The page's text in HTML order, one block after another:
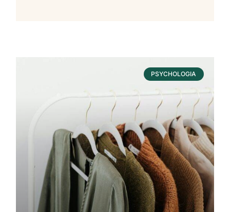
PSYCHOLOGIA